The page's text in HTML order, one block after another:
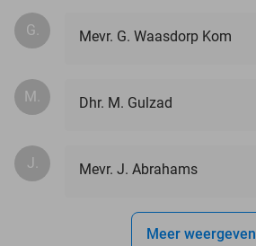
G. Mevr. G. Waasdorp Kom
M. Dhr. M. Gulzad
J. Mevr. J. Abrahams
Meer weergeven